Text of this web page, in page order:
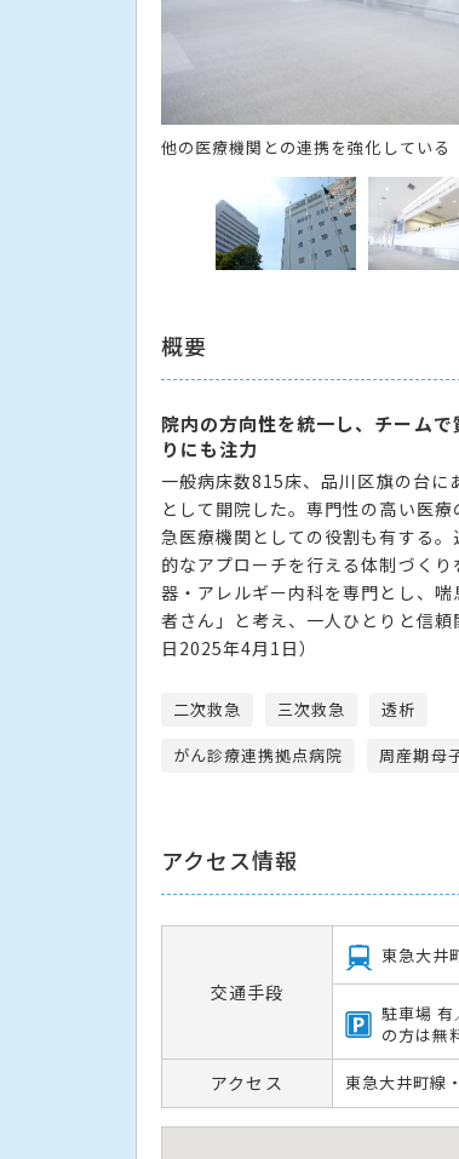
他の医療機関との連携を強化している
概要
院内の方向性を統一し、チーム
りにも注力
一般病床数815床、品川区旗の台に
として開院した。専門性の高い医
急医療機関としての役割も有する
的なアプローチを行える体制づく
器・アレルギー内科を専門とし、
者さん」と考え、一人ひとりと信
日2025年4月1日）
二次救急 三次救急
透析
がん診療連携拠点病院
周産期母
アクセス情報
交通手段
東急大
駐車場
の方は無
アクセス 東急大井町線